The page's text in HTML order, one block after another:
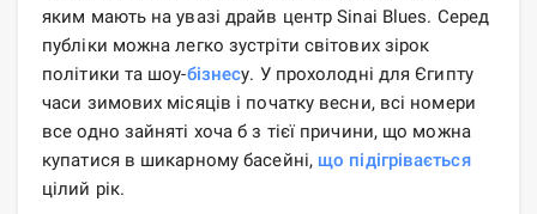
яким мають на увазі драйв центр Sinai Blues. Серед
публіки можна легко зустріти світових зірок
політики та шоу-бізнесу. У прохолодні для Єгипту
часи зимових місяців і початку весни, всі номери
все одно зайняті хоча б з тієї причини, що можна
купатися в шикарному басейні, що підігрівається
цілий рік.